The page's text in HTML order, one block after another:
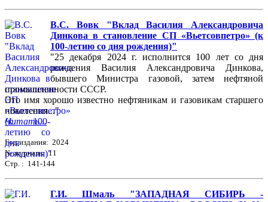
В.С. Вовк "Вклад Василия Александровича
Динкова в становление СП «Вьетсовпетро» (к
100-летию со дня рождения)"
"25 декабря 2024 г. исполнится 100 лет со дня
рождения Василия Александровича Динкова,
бывшего Министра газовой, затем нефтяной
промышленности СССР.
Это имя хорошо известно нефтяникам и газовикам старшего
поколения..."
Читать...
Год издания: 2024
№ журнала: 11
Стр. : 141-144
Г.И. Шмаль "ЗАПАДНАЯ СИБИРЬ -